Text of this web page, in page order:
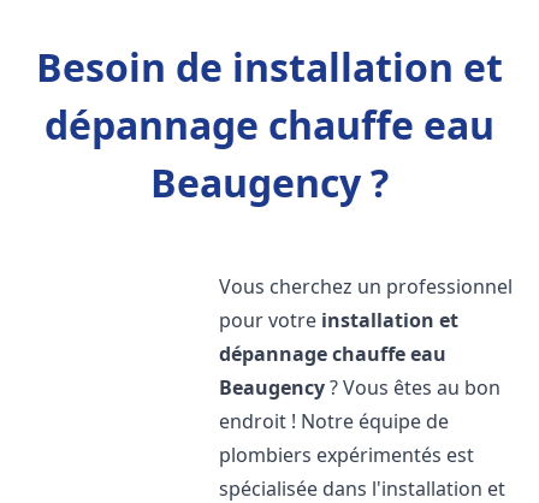
Besoin de installation et
dépannage chauffe eau
Beaugency ?
Vous cherchez un professionnel
pour votre installation et
dépannage chauffe eau
Beaugency? Vous êtes au bon
endroit ! Notre équipe de
plombiers expérimentés est
spécialisée dans l'installation et